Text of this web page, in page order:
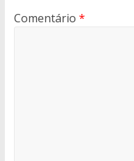
Comentário *